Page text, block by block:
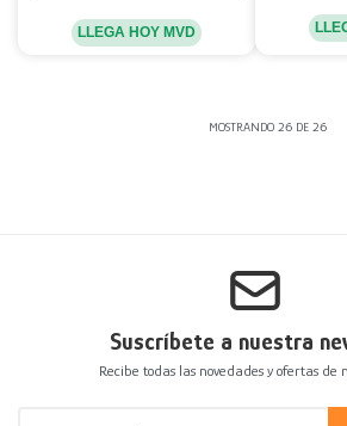
LLEGA HOY MVD
MOSTRANDO 26DE 26
Suscríbete a nuestra
Recibe todas las novedades y ofertas